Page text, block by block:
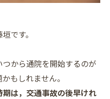
です。
から通院を開始するのが
もしれません。
は，交通事故の後早けれ